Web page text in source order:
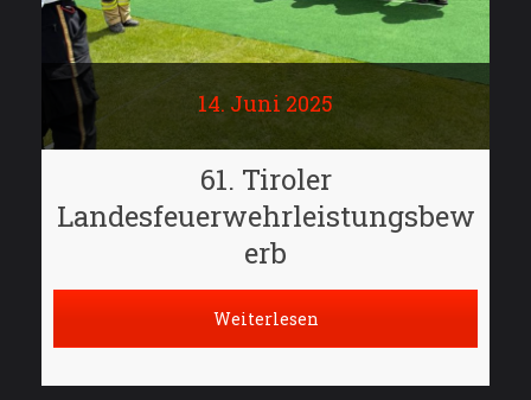
14. Juni 2025
61. Tiroler
Landesfeuerwehrleistungsbew
erb
Weiterlesen